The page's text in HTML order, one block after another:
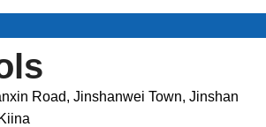
Road, Jinshanwei Town, Jinshan